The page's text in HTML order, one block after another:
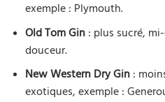
exemple : Plymouth.
Old Tom Gin: plus sucré,
douceur.
New Western Dry Gin:
exotiques, exemple :